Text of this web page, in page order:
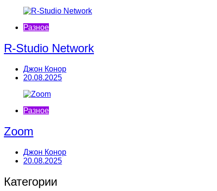
Разное
R-Studio Network
Джон Конор
20.08.2025
Разное
Zoom
Джон Конор
20.08.2025
Категории